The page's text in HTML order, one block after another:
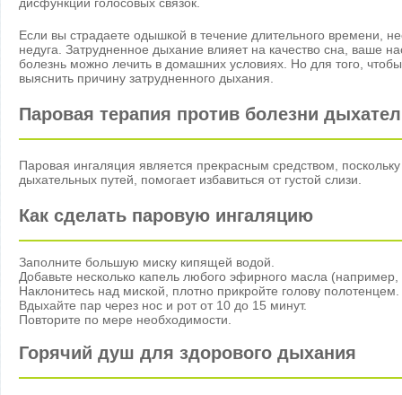
Если вы страдаете одышкой в течение длительного времени,
недуга. Затрудненное дыхание влияет на качество сна, ваше
болезнь можно лечить в домашних условиях. Но для того,
выяснить причину затрудненного дыхания.
Паровая терапия против болезни
Паровая ингаляция является прекрасным средством,
дыхательных путей, помогает избавиться от густой слизи.
Как сделать паровую ингаляцию
Заполните большую миску кипящей водой.
Добавьте несколько капель любого эфирного масла
Наклонитесь над миской, плотно прикройте голову полотенцем.
Вдыхайте пар через нос и рот от 10 до 15 минут.
Повторите по мере необходимости.
Горячий душ для здорового дыхания